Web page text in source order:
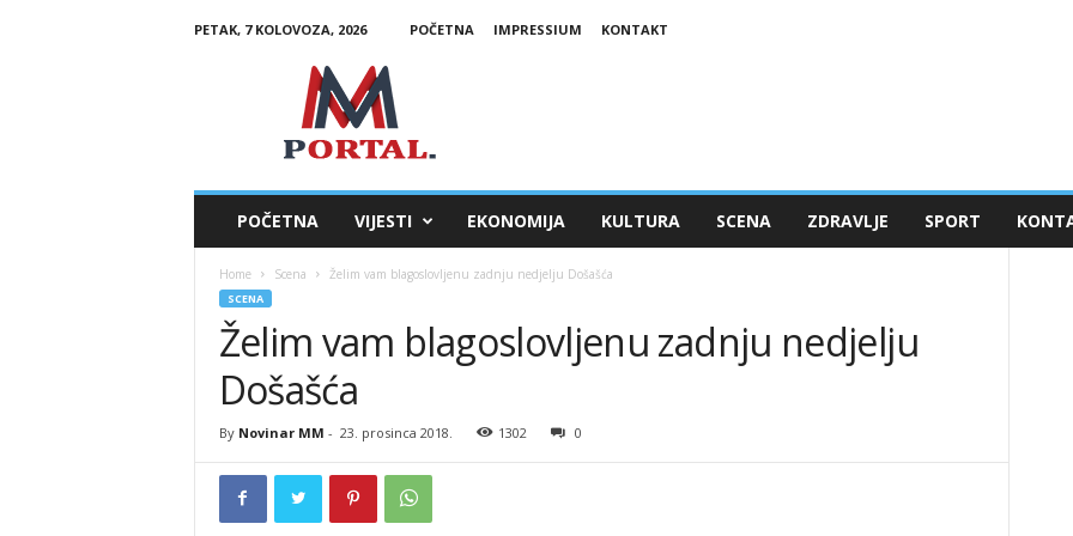
PETAK, 7 KOLOVOZA, 2026 POČETNA IMPRESSIUM
KONTAKT
POČETNA VIJESTI EKONOMIJA KULTURA SCENA ZDRAVLJE SPORT
Home Scena Želim vam blagoslovljenu zadnju nedjelju Došašća
SCENA
Želim vam blagoslovljenu zadnju nedjelju
Došašća
By Novinar MM - 23. prosinca 2018. 1302 0